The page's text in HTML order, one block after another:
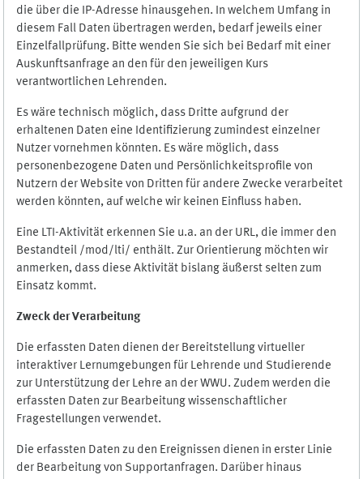
die über die IP-Adresse hinausgehen. In welchem Umfang in
diesem Fall Daten übertragen werden, bedarf jeweils einer
Einzelfallprüfung. Bitte wenden Sie sich bei Bedarf mit einer
Auskunftsanfrage an den für den jeweiligen Kurs
verantwortlichen Lehrenden.
Es wäre technisch möglich, dass Dritte aufgrund der
erhaltenen Daten eine Identifizierung zumindest einzelner
Nutzer vornehmen könnten. Es wäre möglich, dass
personenbezogene Daten und Persönlichkeitsprofile von
Nutzern der Website von Dritten für andere Zwecke verarbeitet
werden könnten, auf welche wir keinen Einfluss haben.
Eine LTI-Aktivität erkennen Sie u.a. an der URL, die immer den
Bestandteil /mod/lti/ enthält. Zur Orientierung möchten wir
anmerken, dass diese Aktivität bislang äußerst selten zum
Einsatz kommt.
Zweck der Verarbeitung
Die erfassten Daten dienen der Bereitstellung virtueller
interaktiver Lernumgebungen für Lehrende und Studierende
zur Unterstützung der Lehre an der WWU. Zudem werden die
erfassten Daten zur Bearbeitung wissenschaftlicher
Fragestellungen verwendet.
Die erfassten Daten zu den Ereignissen dienen in erster Linie
der Bearbeitung von Supportanfragen. Darüber hinaus